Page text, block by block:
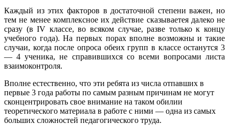
Каждый из этих факторов в достаточной степени важен, но
тем не менее комплексное их действие сказываетея далеко не
сразу (в IV классе, во всяком случае, разве только к концу
учебного года). На первых порах вполне возможны и такие
случаи, когда после опроса обеих групп в классе останутся 3
— 4 ученика, не справившихся со всеми вопросами листа
взаимоконтроля.
Вполне естественно, что эти ребята из числа отпавших в
первые 3 года работы по самым разным причинам не могут
сконцентрировать свое внимание на таком обилии
теоретического материала в работе с ними — одна из самых
больших сложностей педагогического труда.